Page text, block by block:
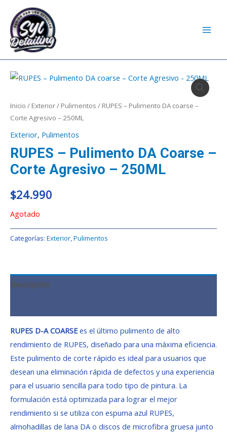
contenido
Inicio / Exterior/ Pulimentos / RUPES – Pulimento DA coarse –
Corte Agresivo – 250ML
Exterior, Pulimentos
RUPES – Pulimento DA Coarse –
Corte Agresivo – 250ML
$24.990
Agotado
Categorías: Exterior,Pulimentos
Descripción
RUPES D-A COARSEes el último pulimento de alto
rendimiento de RUPES, diseñado para una máxima eficiencia.
Este pulimento de corte rápido es ideal para usuarios que
desean una eliminación rápida de defectos y una experiencia
para el usuario sencilla para todo tipo de pintura. La
formulación está optimizada para lograr el mejor
rendimiento si se utiliza con espuma azul RUPES,
almohadillas de lana DA o discos de microfibra gruesa junto